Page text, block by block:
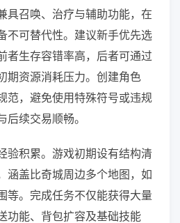
具召唤、治疗与辅助功能，在
不可替代性。建议新手优先选
者生存容错率高，后者可通过
期资源消耗压力。创建角色
范，避免使用特殊符号或违规
后续交易顺畅。
验积累。游戏初期设有结构清
涵盖比奇城周边多个地图，如
等。完成任务不仅能获得大量
功能、背包扩容及基础技能